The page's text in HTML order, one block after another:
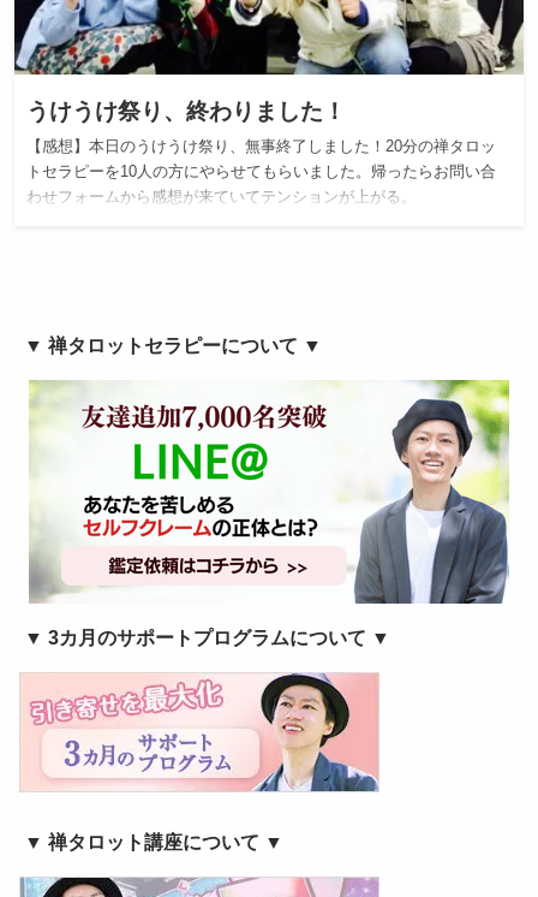
うけうけ祭り、終わりました！
【感想】本日のうけうけ祭り、無事終了しました！20分の禅タロッ
トセラピーを10人の方にやらせてもらいました。帰ったらお問い合
わせフォームから感想が来ていてテンションが上がる。
▼ 禅タロットセラピーについて ▼
▼ 3カ月のサポートプログラムについて ▼
▼ 禅タロット講座について ▼